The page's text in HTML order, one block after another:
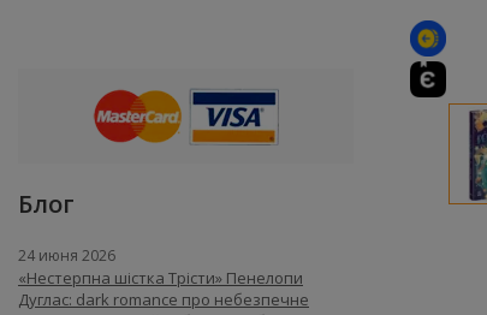
Блог
24 июня 2026
«Нестерпна шістка Трісти» Пенелопи
Дуглас: dark romance про небезпечне